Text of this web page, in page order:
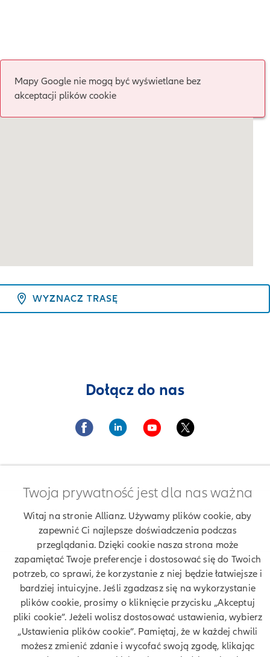
Mapy Google nie mogą być wyświetlane bez
akceptacji plików cookie
WYZNACZ TRASĘ
Dołącz do nas
Twoje dane
Polityka prywatności
Polityka cookies
Znajdź agenta Allianz. Znajdź placówkę Allianz
Ubezpieczenia Allianz Lidia Lachor
Twoja prywatność jest dla nas ważna
Witaj na stronie Allianz. Używamy plików cookie, aby
zapewnić Ci najlepsze doświadczenia podczas
przeglądania. Dzięki cookie nasza strona może
zapamiętać Twoje preferencje i dostosować się do Twoich
potrzeb, co sprawi, że korzystanie z niej będzie łatwiejsze i
bardziej intuicyjne. Jeśli zgadzasz się na wykorzystanie
plików cookie, prosimy o kliknięcie przycisku „Akceptuj
pliki cookie”. Jeżeli wolisz dostosować ustawienia, wybierz
„Ustawienia plików cookie”. Pamiętaj, że w każdej chwili
możesz zmienić zdanie i wycofać swoją zgodę, klikając